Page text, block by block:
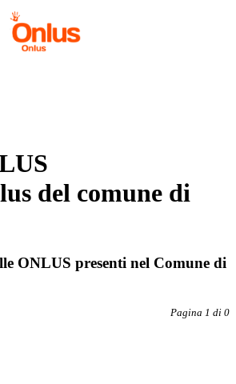
del comune di
ONLUS presenti nel Comune di
Pagina 1 di 0